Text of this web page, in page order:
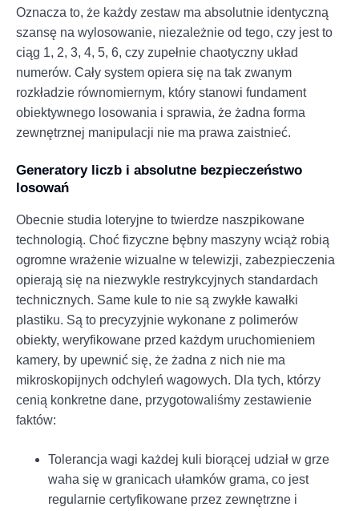
Oznacza to, że każdy zestaw ma absolutnie identyczną
szansę na wylosowanie, niezależnie od tego, czy jest to
ciąg 1, 2, 3, 4, 5, 6, czy zupełnie chaotyczny układ
numerów. Cały system opiera się na tak zwanym
rozkładzie równomiernym, który stanowi fundament
obiektywnego losowania i sprawia, że żadna forma
zewnętrznej manipulacji nie ma prawa zaistnieć.
Generatory liczb i absolutne bezpieczeństwo
losowań
Obecnie studia loteryjne to twierdze naszpikowane
technologią. Choć fizyczne bębny maszyny wciąż robią
ogromne wrażenie wizualne w telewizji, zabezpieczenia
opierają się na niezwykle restrykcyjnych standardach
technicznych. Same kule to nie są zwykłe kawałki
plastiku. Są to precyzyjnie wykonane z polimerów
obiekty, weryfikowane przed każdym uruchomieniem
kamery, by upewnić się, że żadna z nich nie ma
mikroskopijnych odchyleń wagowych. Dla tych, którzy
cenią konkretne dane, przygotowaliśmy zestawienie
faktów:
Tolerancja wagi każdej kuli biorącej udział w grze
waha się w granicach ułamków grama, co jest
regularnie certyfikowane przez zewnętrzne i